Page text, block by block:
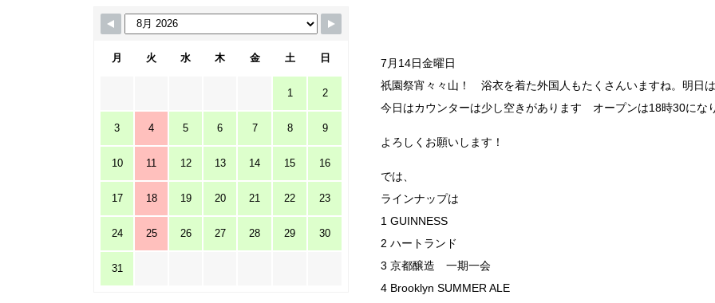
7月14日金曜日
祇園祭宵々々山！ 浴衣を着た外国人もたくさんいますね。明日
今日はカウンターは少し空きがあります オープンは18時30にな
よろしくお願いします！
では、
ラインナップは
1 GUINNESS
2 ハートランド
3 京都醸造 一期一会
4 Brooklyn SUMMER ALE
月 火 水 木 金 土 日
1 2
3 4 5 6 7 8 9
10 11 12 13 14 15 16
17 18 19 20 21 22 23
24 25 26 27 28 29 30
31